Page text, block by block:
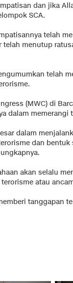
dan jika
SCA.
telah
telah menutup
telah
(MWC) di
dalam memerangi
dalam
dan bentuk
akan selalu
atau
tanggapan